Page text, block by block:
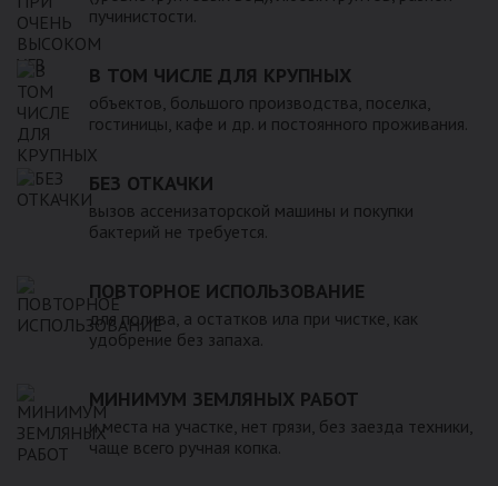
пучинистости.
В ТОМ ЧИСЛЕ ДЛЯ КРУПНЫХ
объектов, большого производства, поселка,
гостиницы, кафе и др. и постоянного проживания.
БЕЗ ОТКАЧКИ
вызов ассенизаторской машины и покупки
бактерий не требуется.
ПОВТОРНОЕ ИСПОЛЬЗОВАНИЕ
для полива, а остатков ила при чистке, как
удобрение без запаха.
МИНИМУМ ЗЕМЛЯНЫХ РАБОТ
и места на участке, нет грязи, без заезда техники,
чаще всего ручная копка.